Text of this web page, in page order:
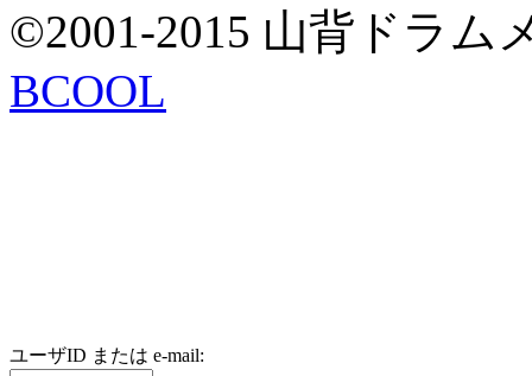
©2001-2015 山背ドラム
BCOOL
ユーザID または e-mail: